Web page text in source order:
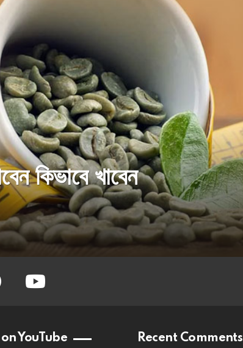
কিভাবে খাবেন
youtube
YouTube Recent Comments